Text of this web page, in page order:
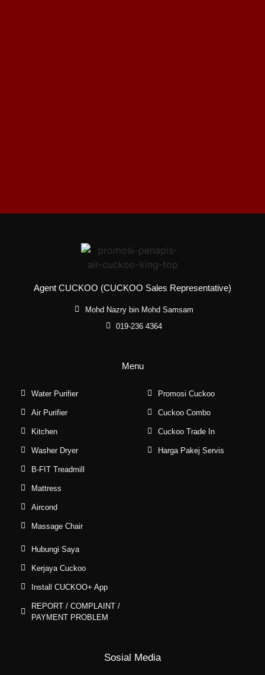
Agent CUCKOO (CUCKOO Sales Representative)
Mohd Nazry bin Mohd Samsam
019-236 4364
Menu
Water Purifier
Air Purifier
Kitchen
Washer Dryer
B-FIT Treadmill
Mattress
Aircond
Massage Chair
Promosi Cuckoo
Cuckoo Combo
Cuckoo Trade In
Harga Pakej Servis
Hubungi Saya
Kerjaya Cuckoo
Install CUCKOO+ App
REPORT / COMPLAINT /
PAYMENT PROBLEM
Sosial Media